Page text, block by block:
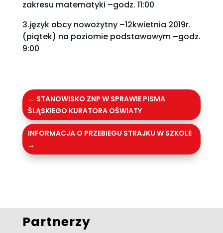
zakresu matematyki –godz. 11:00
3.język obcy nowożytny –12kwietnia 2019r.
(piątek) na poziomie podstawowym –godz.
9:00
← STANOWISKO ZNP W SPRAWIE PISMA
ŚLĄSKIEGO KURATORA OŚWIATY
INFORMACJA O PRZEBIEGU STRAJKU W SZKOLE
→
Partnerzy